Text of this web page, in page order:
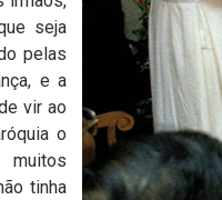
seja
pelas
e a
vir ao
o
muitos
tinha